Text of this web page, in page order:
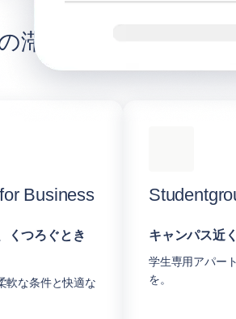
滞在をより充実した
Business
くつろぐとき
軟な条件と快適な
キャンパス近
学生専用アパー
を。